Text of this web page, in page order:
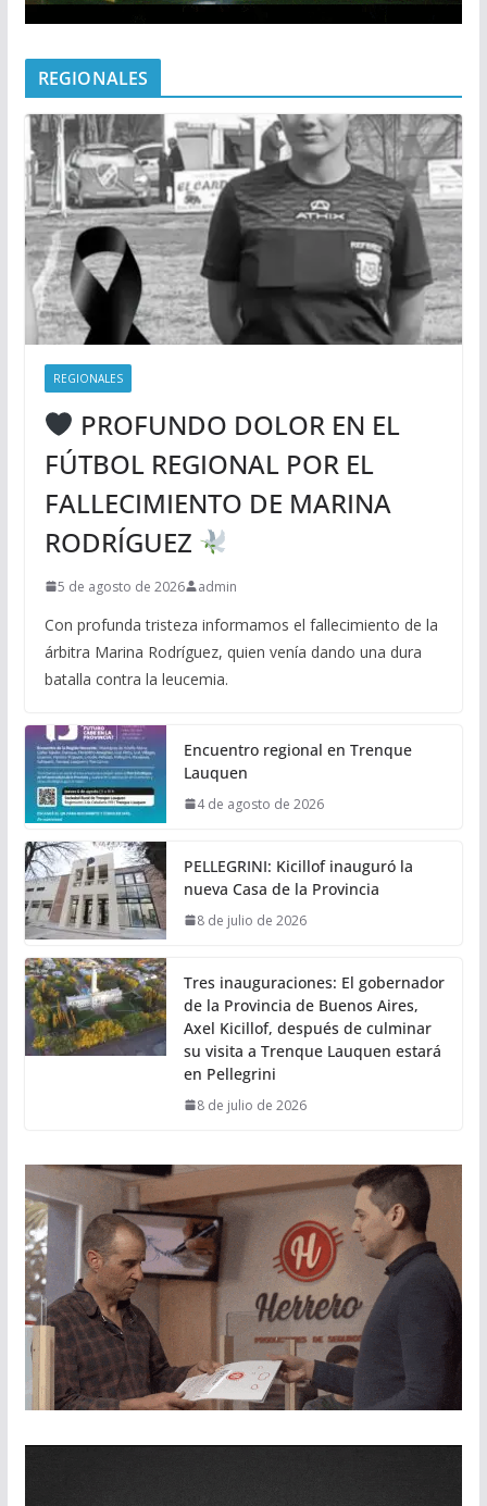
REGIONALES
REGIONALES
PROFUNDO DOLOR EN EL
FÚTBOL REGIONAL POR EL
FALLECIMIENTO DE MARINA
RODRÍGUEZ
5 de agosto de 2026 admin
Con profunda tristeza informamos el fallecimiento de la
árbitra Marina Rodríguez, quien venía dando una dura
batalla contra la leucemia.
Encuentro regional en Trenque
Lauquen
4 de agosto de 2026
PELLEGRINI: Kicillof inauguró la
nueva Casa de la Provincia
8 de julio de 2026
Tres inauguraciones: El gobernador
de la Provincia de Buenos Aires,
Axel Kicillof, después de culminar
su visita a Trenque Lauquen estará
en Pellegrini
8 de julio de 2026